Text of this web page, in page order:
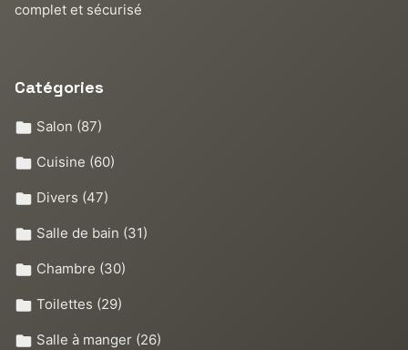
complet et sécurisé
Catégories
Salon (87)
Cuisine (60)
Divers (47)
Salle de bain (31)
Chambre (30)
Toilettes (29)
Salle à manger (26)